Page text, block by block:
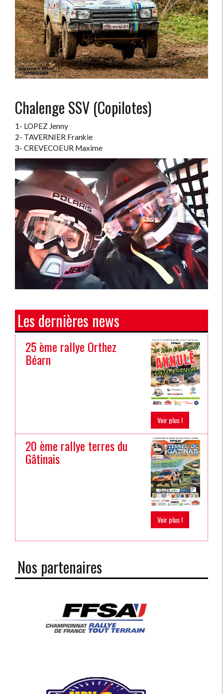
Chalenge SSV (Copilotes)
1- LOPEZ Jenny
2- TAVERNIER Frankie
3- CREVECOEUR Maxime
Les dernières news
25 ème rallye Orthez
Béarn
Voir plus !
20 ème rallye terres du
Gâtinais
Voir plus !
Nos partenaires